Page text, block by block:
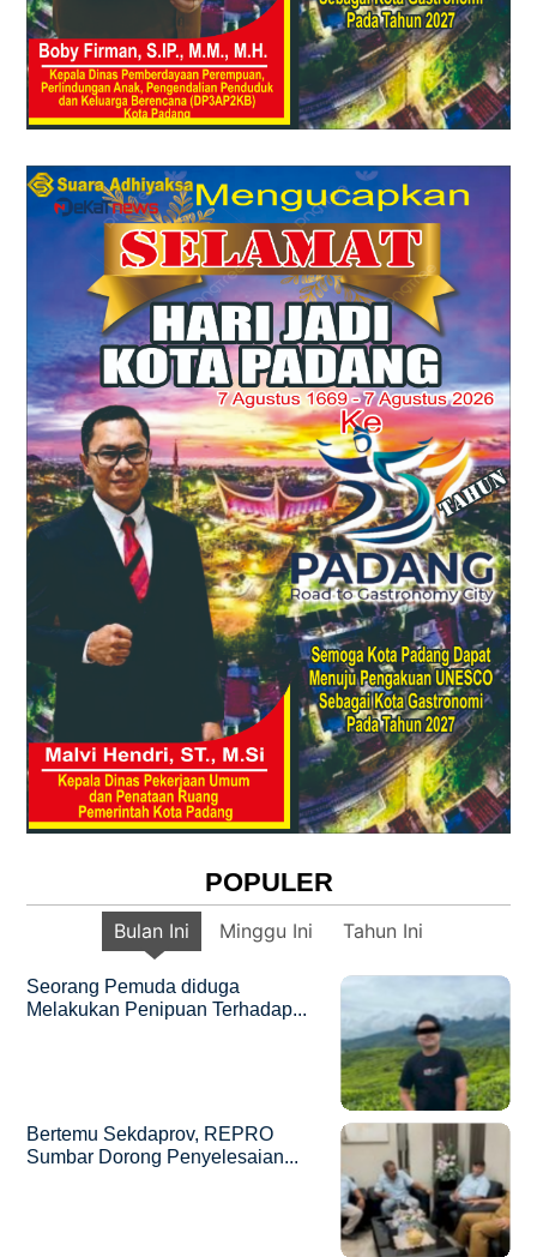
POPULER
Bulan Ini Minggu Ini Tahun Ini
Seorang Pemuda diduga
Melakukan Penipuan Terhadap...
Bertemu Sekdaprov, REPRO
Sumbar Dorong Penyelesaian...